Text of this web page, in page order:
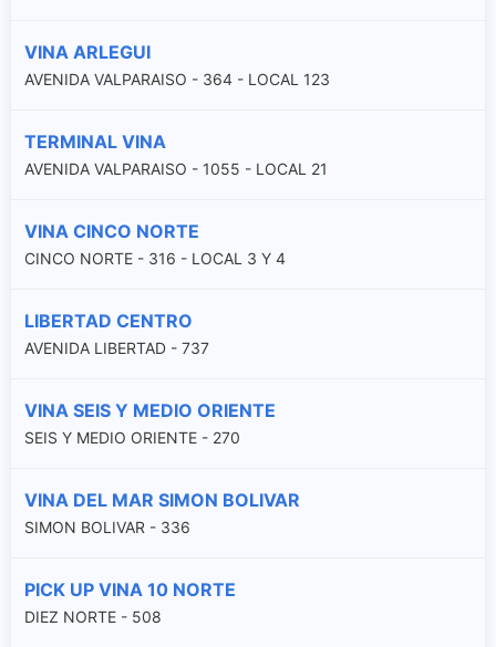
VINA ARLEGUI
AVENIDA VALPARAISO - 364 - LOCAL 123
TERMINAL VINA
AVENIDA VALPARAISO - 1055 - LOCAL 21
VINA CINCO NORTE
CINCO NORTE - 316 - LOCAL 3 Y 4
LIBERTAD CENTRO
AVENIDA LIBERTAD - 737
VINA SEIS Y MEDIO ORIENTE
SEIS Y MEDIO ORIENTE - 270
VINA DEL MAR SIMON BOLIVAR
SIMON BOLIVAR - 336
PICK UP VINA 10 NORTE
DIEZ NORTE - 508